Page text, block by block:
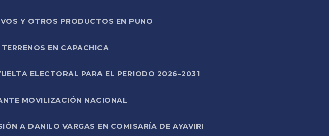
Y OTROS PRODUCTOS EN PUNO
EN CAPACHICA
ELECTORAL PARA EL PERIODO 2026–2031
MOVILIZACIÓN NACIONAL
A DANILO VARGAS EN COMISARÍA DE AYAVIRI